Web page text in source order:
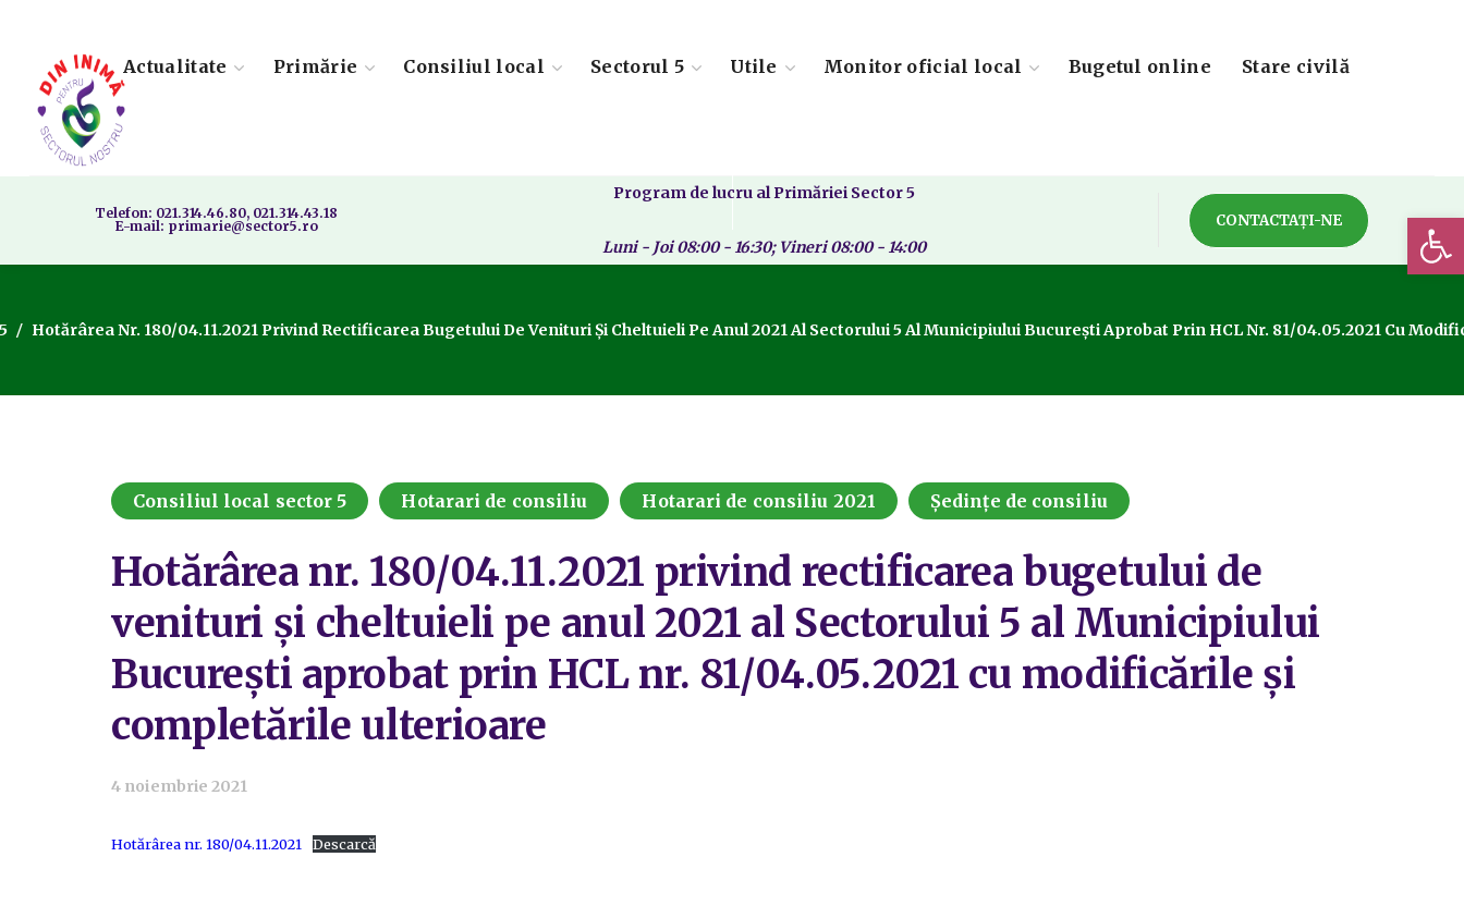
Actualitate Primărie Consiliul local Sectorul 5 Utile Monitor oficial local Bugetul online Stare civilă
Telefon: 021.314.46.80, 021.314.43.18
E-mail: primarie@sector5.ro
Program de lucru al Primăriei Sector 5
Luni - Joi 08:00 - 16:30; Vineri 08:00 - 14:00
CONTACTAȚI-NE
Hotărârea Nr. 180/04.11.2021 Privind Rectificarea Bugetului De Venituri Și Cheltuieli Pe Anul 2021 Al Sectorului 5 Al Municipiului București Aprobat Prin HCL Nr. 81/04.05.2021 Cu
Consiliul local sector 5 Hotarari de consiliu Hotarari de consiliu 2021 Ședințe de consiliu
Hotărârea nr. 180/04.11.2021 privind rectificarea bugetului de
venituri și cheltuieli pe anul 2021 al Sectorului 5 al Municipiului
București aprobat prin HCL nr. 81/04.05.2021 cu modificările și
completările ulterioare
4 noiembrie 2021
Hotărârea nr. 180/04.11.2021 Descarcă